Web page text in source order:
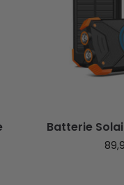
Batterie